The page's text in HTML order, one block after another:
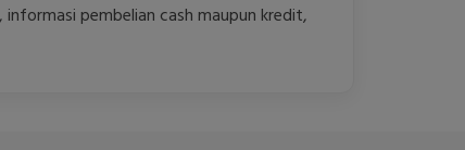
pembelian cash maupun kredit,